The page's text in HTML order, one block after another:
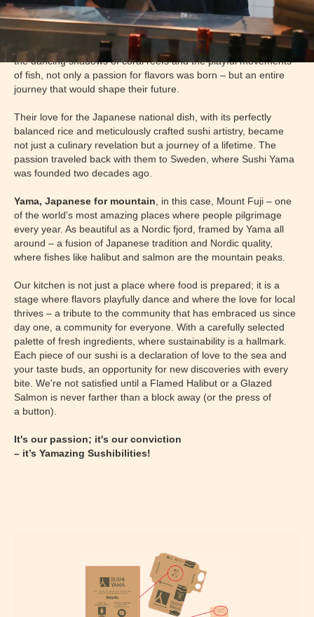
In Japan's rippling seas, where mystique meets vibrant beauty,
two twin brothers discovered their love for sushiduring an
unforgettable diving trip in crystal-clear waters. There, amidst
the dancing shadows of coral reefs and the playful movements
of fish, not only a passion for flavors was born – but an entire
journey that would shape their future.
Their love for the Japanese national dish, with its perfectly
balanced rice and meticulously crafted sushi artistry, became
not just a culinary revelation but a journey of a lifetime. The
passion traveled back with them to Sweden, where Sushi Yama
was founded two decades ago.
Yama, Japanese for mountain , in this case, Mount Fuji – one
of the world's most amazing places where people pilgrimage
every year. As beautiful as a Nordic fjord, framed by Yama all
around – a fusion of Japanese tradition and Nordic quality,
where fishes like halibut and salmon are the mountain peaks.
Our kitchen is not just a place where food is prepared; it is a
stage where flavors playfully dance and where the love for local
thrives – a tribute to the community that has embraced us since
day one, a community for everyone. With a carefully selected
palette of fresh ingredients, where sustainability is a hallmark.
Each piece of our sushi is a declaration of love to the sea and
your taste buds, an opportunity for new discoveries with every
bite. We're not satisfied until a Flamed Halibut or a Glazed
Salmon is never farther than a block away (or the press of
a button).
It's our passion; it's our conviction
– it’s Yamazing Sushibilities!